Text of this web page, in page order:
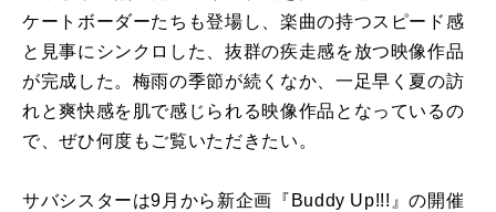
ケートボーダーたちも登場し、楽曲の持つスピード感
と見事にシンクロした、抜群の疾走感を放つ映像作品
が完成した。梅雨の季節が続くなか、一足早く夏の訪
れと爽快感を肌で感じられる映像作品となっているの
で、ぜひ何度もご覧いただきたい。
サバシスターは9月から新企画『Buddy Up!!!』の開催